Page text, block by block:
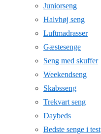
Juniorseng
Halvhøj seng
Luftmadrasser
Gæstesenge
Seng med skuffer
Weekendseng
Skabsseng
Trekvart seng
Daybeds
Bedste senge i test